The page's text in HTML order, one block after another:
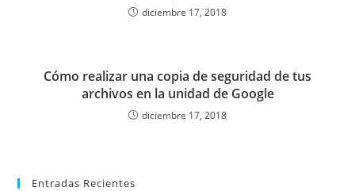
diciembre 17, 2018
Cómo realizar una copia de seguridad de tus
archivos en la unidad de Google
diciembre 17, 2018
Entradas Recientes